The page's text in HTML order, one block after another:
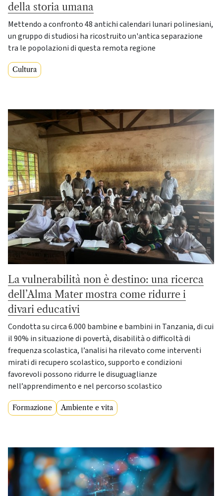
della storia umana
Mettendo a confronto 48 antichi calendari lunari polinesiani,
un gruppo di studiosi ha ricostruito un'antica separazione
tra le popolazioni di questa remota regione
Cultura
La vulnerabilità non è destino: una ricerca
dell’Alma Mater mostra come ridurre i
divari educativi
Condotta su circa 6.000 bambine e bambini in Tanzania, di cui
il 90% in situazione di povertà, disabilità o difficoltà di
frequenza scolastica, l’analisi ha rilevato come interventi
mirati di recupero scolastico, supporto e condizioni
favorevoli possono ridurre le disuguaglianze
nell’apprendimento e nel percorso scolastico
Formazione Ambiente e vita